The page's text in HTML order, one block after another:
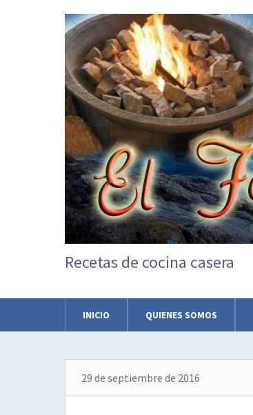
Recetas de cocina casera
INICIO QUIENES SOMOS
29 de septiembre de 2016